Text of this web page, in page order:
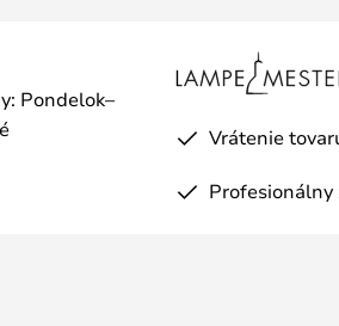
Pondelok–
Vrátenie
Profesionálny